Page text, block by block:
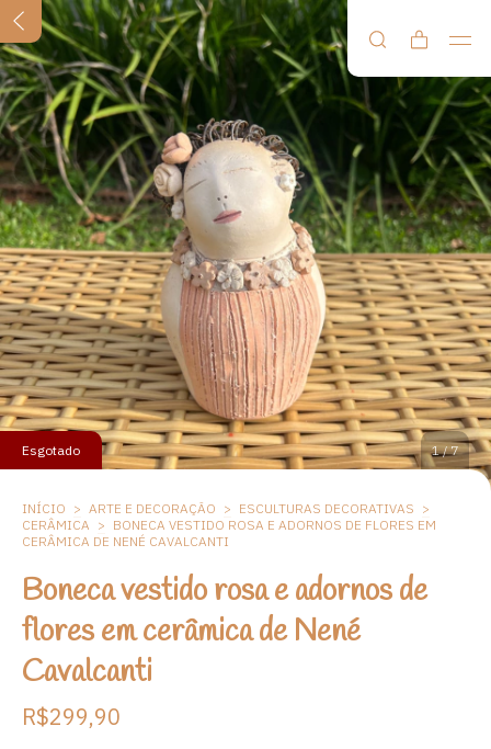
Esgotado 1/7
INÍCIO > ARTE E DECORAÇÃO > ESCULTURAS DECORATIVAS >
CERÂMICA > BONECA VESTIDO ROSA E ADORNOS DE FLORES EM
CERÂMICA DE NENÉ CAVALCANTI
Boneca vestido rosa e adornos de
flores em cerâmica de Nené
Cavalcanti
R$299,90